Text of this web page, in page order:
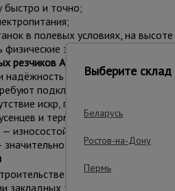
быстро и точно;
в полевых условиях, на
физические затраты оператора
резчиков Afacan
надёжность — закалённая сталь и
подключения к электросети,
искр, пыли и перегрева
и термического
износостойкие ножи и прочная
быстрее и удобнее
при подготовке
закладных элементов;
Выберите склад
Беларусь
Ростов-на-Дону
Пермь